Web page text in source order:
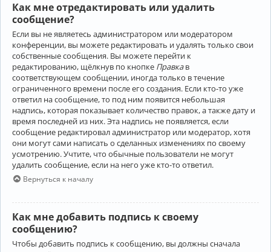
Как мне отредактировать или удалить
сообщение?
Если вы не являетесь администратором или модератором
конференции, вы можете редактировать и удалять только свои
собственные сообщения. Вы можете перейти к
редактированию, щёлкнув по кнопке Правкав
соответствующем сообщении, иногда только в течение
ограниченного времени после его создания. Если кто-то уже
ответил на сообщение, то под ним появится небольшая
надпись, которая показывает количество правок, а также дату и
время последней из них. Эта надпись не появляется, если
сообщение редактировал администратор или модератор, хотя
они могут сами написать о сделанных изменениях по своему
усмотрению. Учтите, что обычные пользователи не могут
удалить сообщение, если на него уже кто-то ответил.
Вернуться к началу
Как мне добавить подпись к своему
сообщению?
Чтобы добавить подпись к сообщению, вы должны сначала